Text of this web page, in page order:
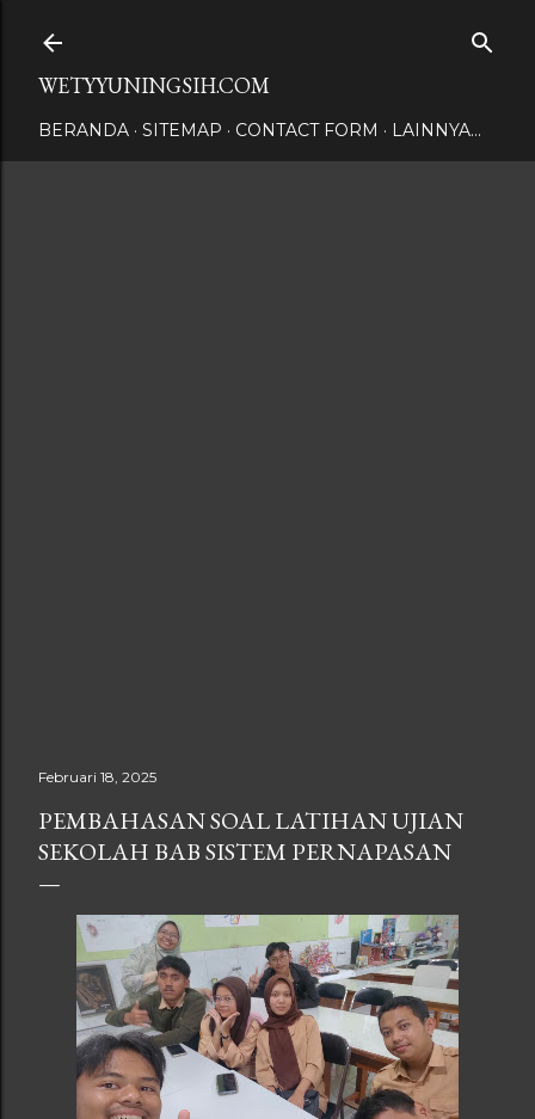
WETYYUNINGSIH.COM
BERANDA SITEMAP CONTACT FORM LAINNYA…
Februari 18, 2025
PEMBAHASAN SOAL LATIHAN UJIAN
SEKOLAH BAB SISTEM PERNAPASAN